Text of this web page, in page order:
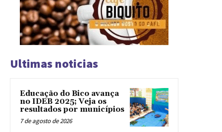
Ultimas noticias
Educação do Bico avança
no IDEB 2025; Veja os
resultados por municípios
7 de agosto de 2026